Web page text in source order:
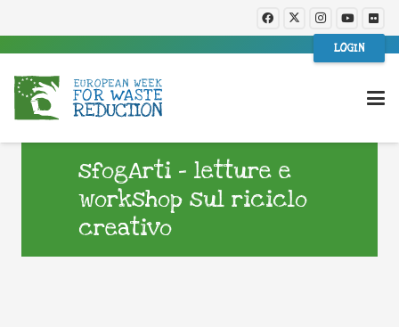
LOGIN
sfogArti – letture e
workshop sul riciclo
creativo